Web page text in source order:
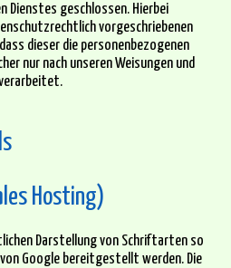
Dienstes geschlossen. Hierbei
vorgeschriebenen
dieser die personenbezogenen
nur nach unseren Weisungen und
verarbeitet.
Hosting)
Darstellung von Schriftarten so
Google bereitgestellt werden. Die